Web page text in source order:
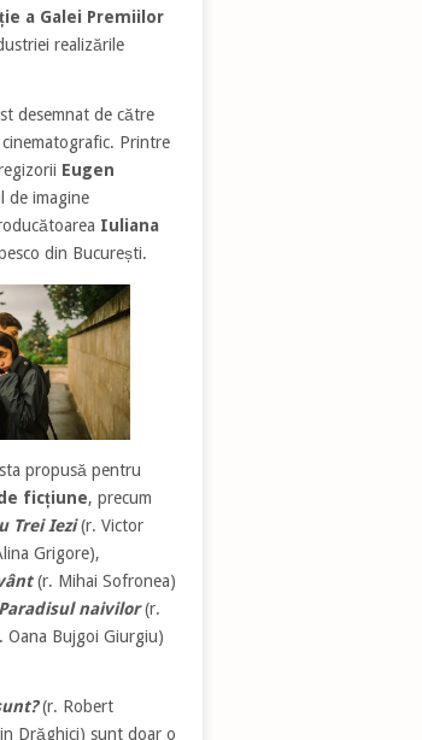
a Galei Premiilor
realizările
desemnat de către
Printre
Eugen
de imagine
Iuliana
din București.
propusă pentru
ficțiune, precum
Trei Iezi(r. Victor
Grigore),
(r. Mihai Sofronea)
Paradisul naivilor(r.
Oana Bujgoi Giurgiu)
(r. Robert
Drăghici) sunt doar o